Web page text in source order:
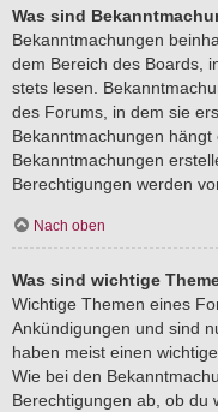
Was sind
Bekanntmachungen
dem Bereich des Boards,
stets lesen.
des Forums, in dem sie
Bekanntmachungen
Bekanntmachungen
Berechtigungen werden
Nach oben
Was sind wichtige
Wichtige Themen eines
Ankündigungen und sind
haben meist einen
Wie bei den
Berechtigungen ab, ob du